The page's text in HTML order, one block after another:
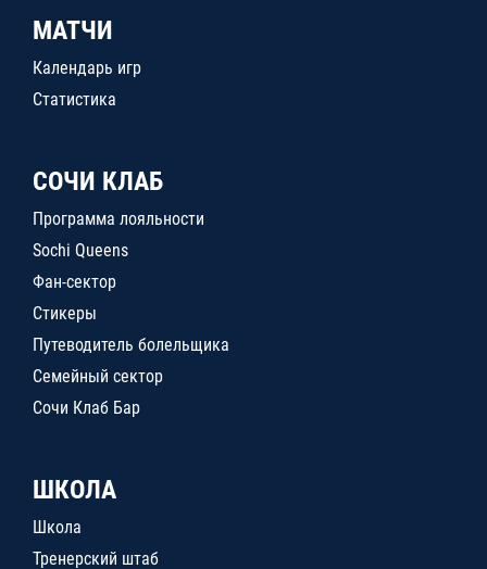
МАТЧИ
Календарь игр
Статистика
СОЧИ КЛАБ
Программа лояльности
Sochi Queens
Фан-сектор
Стикеры
Путеводитель болельщика
Семейный сектор
Сочи Клаб Бар
ШКОЛА
Школа
Тренерский штаб